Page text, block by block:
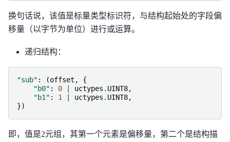
换句话说，该值是标量类型标识符，与结构起始处的字段偏
移量（以字节为单位）进行或运算。
递归结构：
"sub" : (offset ,
{
"b0" : 0 uctypes . UINT8,
"b1" : 1 uctypes . UINT8,
})
即，值是2元组，其第一个元素是偏移量，第二个是结构描